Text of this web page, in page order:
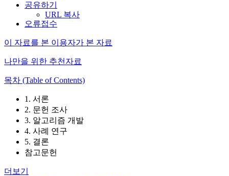
공유하기
URL 복사
오류접수
이 자료를 본 이용자가 본 자료
나만을 위한 추천자료
목차 (Table of Contents)
1. 서론
2. 문헌 조사
3. 알고리즘 개발
4. 사례 연구
5. 결론
참고문헌
더보기